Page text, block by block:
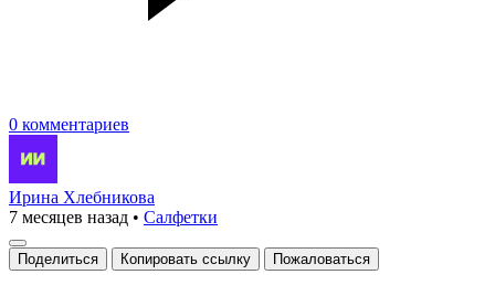
0 комментариев
Ирина Хлебникова
7 месяцев назад • Салфетки
Поделиться Копировать ссылку Пожаловаться